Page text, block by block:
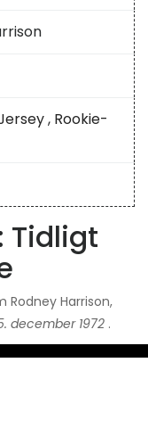
, Rookie-
Tidligt
Rodney Harrison,
december 1972 .